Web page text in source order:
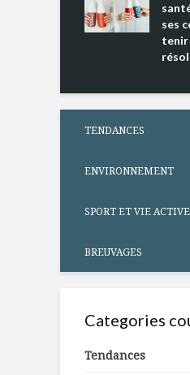
ses
tenir
TENDANCES
ENVIRONNEMENT
SPORT ET VIE ACTIVE
BREUVAGES
Categories
Tendances